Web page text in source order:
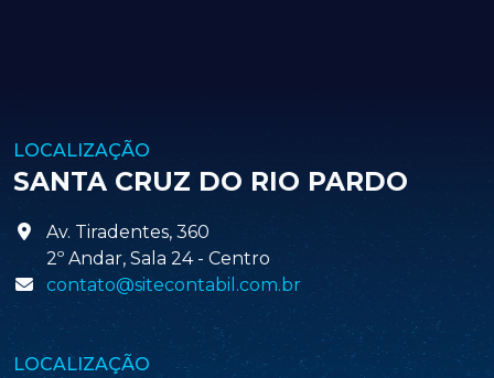
LOCALIZAÇÃO
SANTA CRUZ DO RIO PARDO
Av. Tiradentes, 360
2º Andar, Sala 24 - Centro
contato@sitecontabil.com.br
LOCALIZAÇÃO